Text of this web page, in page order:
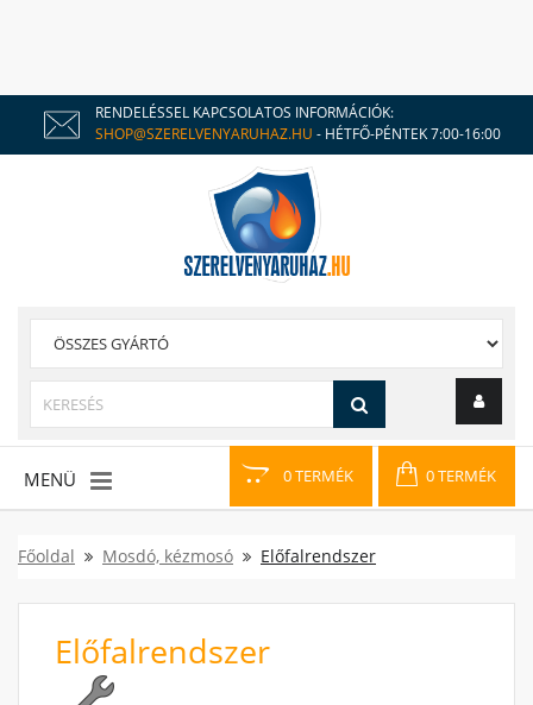
RENDELÉSSEL KAPCSOLATOS INFORMÁCIÓK:
SHOP@SZERELVENYARUHAZ.HU - HÉTFŐ-PÉNTEK 7:00-16:00
0 TERMÉK 0 TERMÉK
MENÜ
Főoldal Mosdó, kézmosó Előfalrendszer
Előfalrendszer